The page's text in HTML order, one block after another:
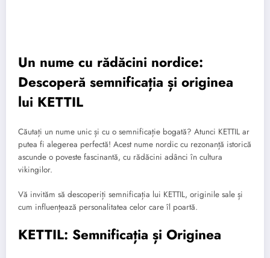
Un nume cu rădăcini nordice:
Descoperă semnificația și originea
lui KETTIL
Căutați un nume unic și cu o semnificație bogată? Atunci KETTIL ar
putea fi alegerea perfectă! Acest nume nordic cu rezonanță istorică
ascunde o poveste fascinantă, cu rădăcini adânci în cultura
vikingilor.
Vă invităm să descoperiți semnificația lui KETTIL, originile sale și
cum influențează personalitatea celor care îl poartă.
KETTIL: Semnificația și Originea